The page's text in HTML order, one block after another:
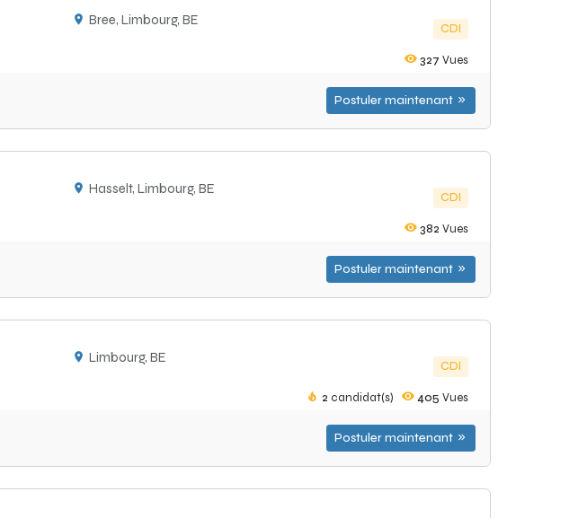
Bree, Limbourg, BE
CDI
327 Vues
Postuler maintenant
Hasselt, Limbourg, BE
CDI
382 Vues
Postuler maintenant
Limbourg, BE
CDI
2 candidat(s) 405 Vues
Postuler maintenant